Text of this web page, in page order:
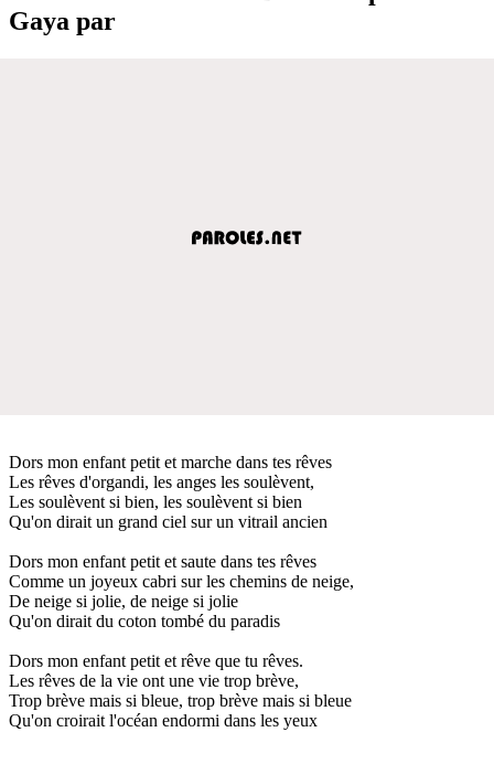
Gaya par
Dors mon enfant petit et marche dans tes rêves
Les rêves d'organdi, les anges les soulèvent,
Les soulèvent si bien, les soulèvent si bien
Qu'on dirait un grand ciel sur un vitrail ancien
Dors mon enfant petit et saute dans tes rêves
Comme un joyeux cabri sur les chemins de neige,
De neige si jolie, de neige si jolie
Qu'on dirait du coton tombé du paradis
Dors mon enfant petit et rêve que tu rêves.
Les rêves de la vie ont une vie trop brève,
Trop brève mais si bleue, trop brève mais si bleue
Qu'on croirait l'océan endormi dans les yeux